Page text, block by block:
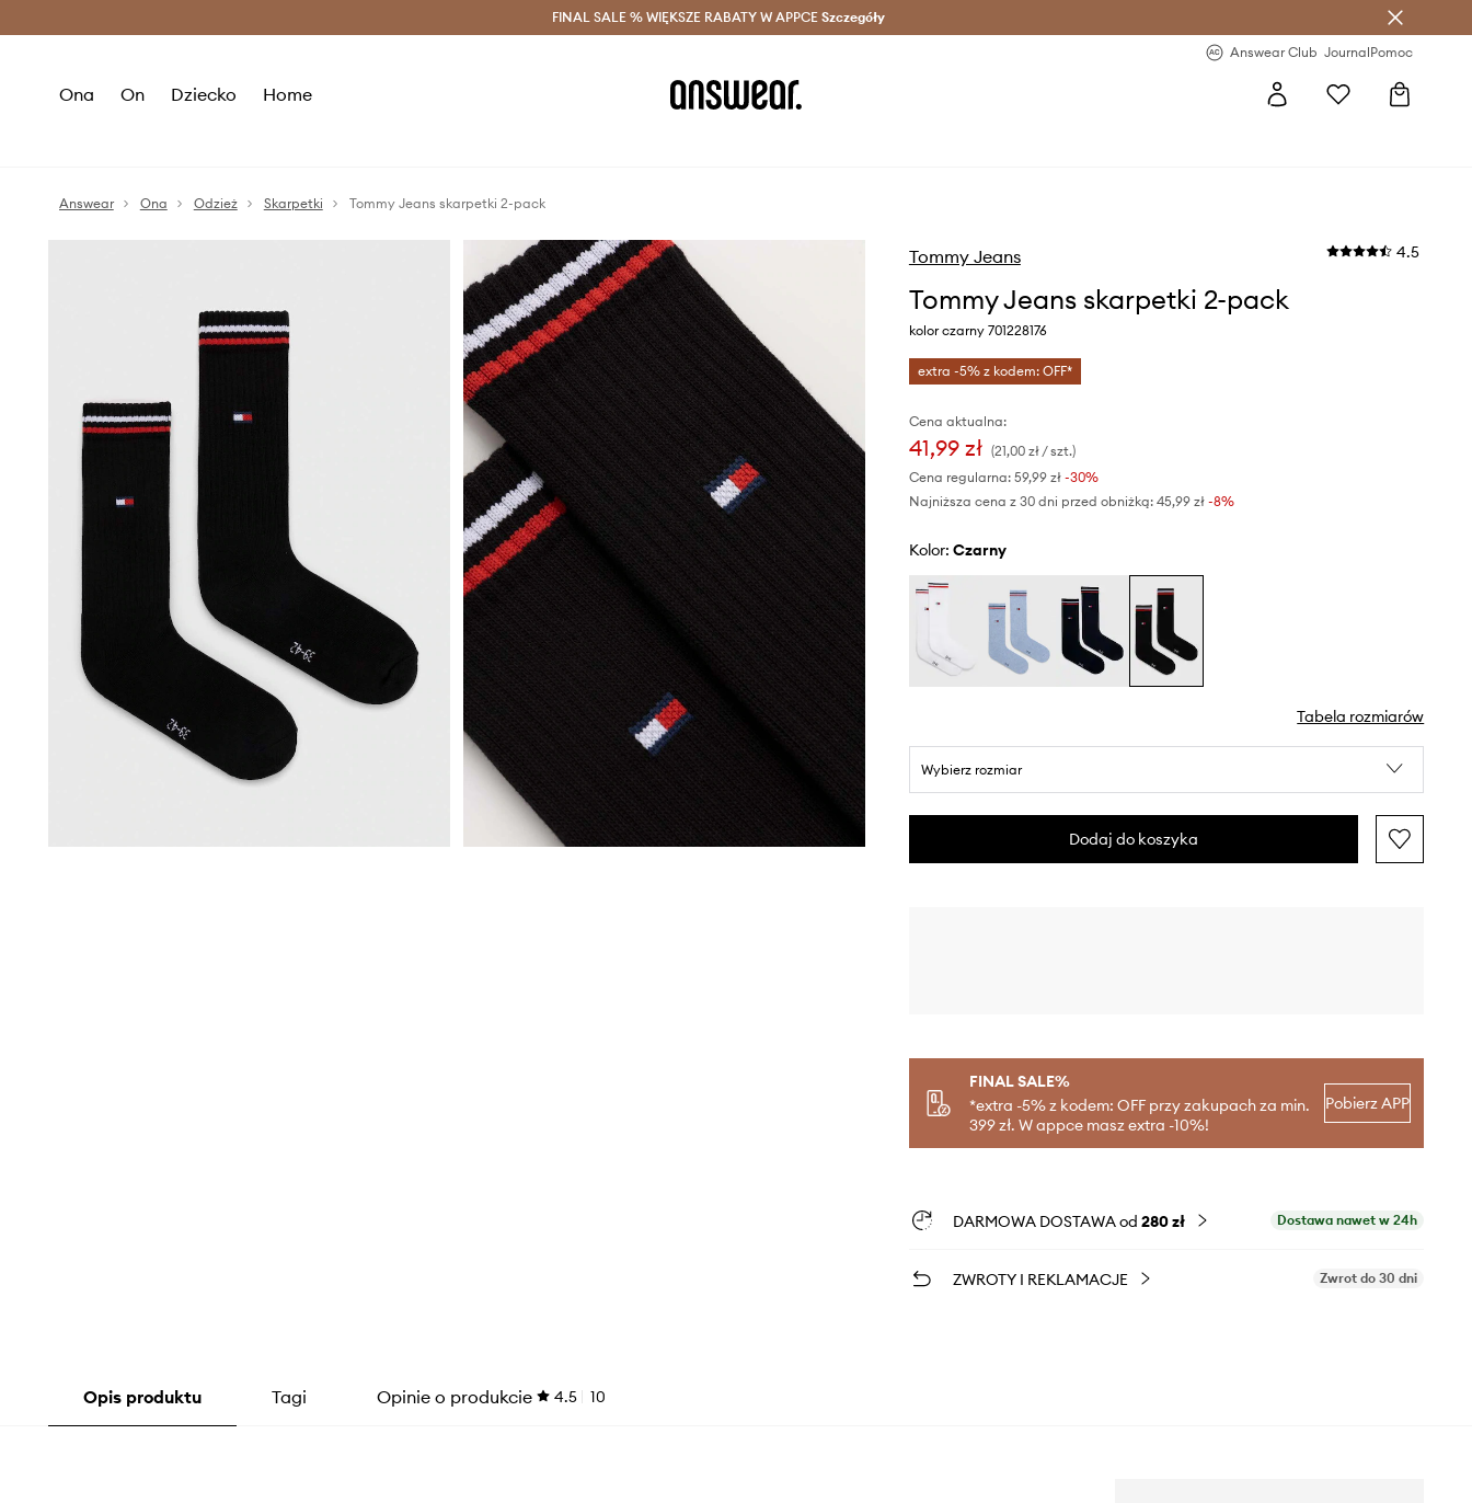
Oszczędzaj z Answear Club > Dostawa nawet w 24h >
FINAL SALE % WIĘKSZE RABATY W APPCE Szczegóły
Answear Club JournalPomoc
Ona On Dziecko Home
Answear Ona Odzież Skarpetki Tommy Jeans skarpetki 2-pack
Tommy Jeans 4.5
Tommy Jeans skarpetki 2-pack
kolor czarny 701228176
extra -5% z kodem: OFF*
Cena aktualna:
41,99 zł (21,00 zł / szt.)
Cena regularna: 59,99 zł-30%
Najniższa cena z 30 dni przed obniżką: 45,99 zł -8%
Kolor: czarny
Tabela rozmiarów
Wybierz rozmiar
Dodaj do koszyka
FINAL SALE%
*extra -5% z kodem: OFF przy zakupach za min.
399 zł. W appce masz extra -10%!
Pobierz APP
DARMOWA DOSTAWA od 280 zł Dostawa nawet w 24h
ZWROTY I REKLAMACJE Zwrot do 30 dni
Opis produktu Tagi Opinie o produkcie 4.5 10